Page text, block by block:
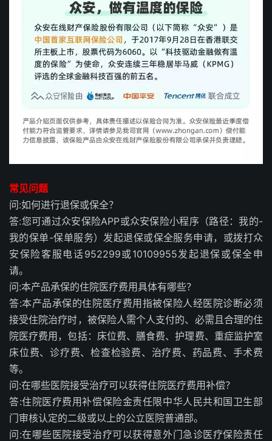
常见问题
问:如何进行退保或保全？
答:您可通过众安保险APP或众安保险小程序（路径：我的-
我的保单-保单服务）发起退保或保全服务申请，或拨打众
安保险客服电话952299或10109955发起退保或保全申
请。
问:本产品承保的住院医疗费用具体有哪些？
答:本产品承保的住院医疗费用指被保险人经医院诊断必须
接受住院治疗时，被保险人需个人支付的、必需且合理的住
院医疗费用，包括：床位费、膳食费、护理费、重症监护室
床位费、诊疗费、检查检验费、治疗费、药品费、手术费
等。
问:在哪些医院接受治疗可以获得住院医疗费用补偿？
答:住院医疗费用补偿保险金责任限中华人民共和国卫生部
门审核认定的二级或以上的公立医院普通部。
问:在哪些医院接受治疗可以获得意外门急诊医疗保险责任